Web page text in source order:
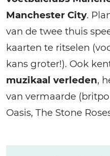
Manchester City.
van de twee thuis
kaarten te ritselen
kans groter!). Ook
muzikaal verleden,
van vermaarde
Oasis, The Stone